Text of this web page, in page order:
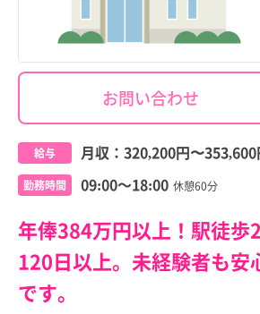
お問い合わせ
給与 月収： 320,200円〜353,600
勤務時間 09:00～18:00 休憩60分
年俸384万円以上！駅徒歩
120日以上。未経験者も安
です。